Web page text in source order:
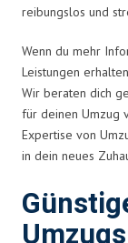
reibungslos und
Wenn du mehr
Leistungen
Wir beraten dich
für deinen Umzug
Expertise von
in dein neues